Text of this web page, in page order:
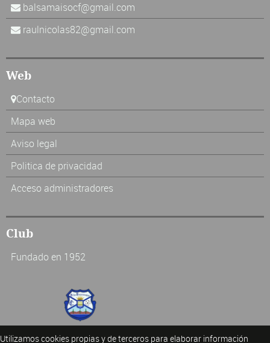
balsamaisocf@gmail.com
raulnicolas82@gmail.com
Web
Contacto
Mapa web
Aviso legal
Politica de privacidad
Acceso administradores
Club
Fundado en 1952
Utilizamos cookies propias y de terceros para elaborar información